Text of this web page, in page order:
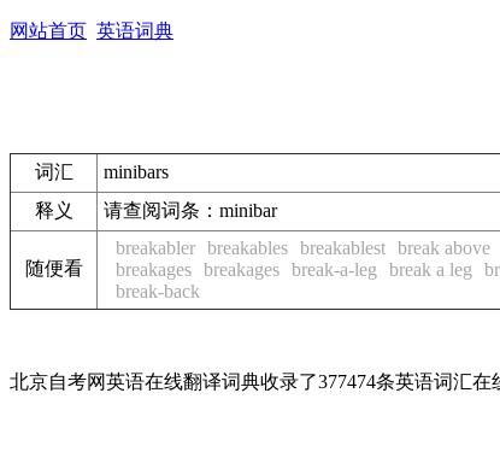
网站首页 英语词典
词汇
minibars
释义
请查阅词条：minibar
随便看
breakabler breakables breakablest break above
breakages breakages break-a-leg break a leg
break-back
北京自考网英语在线翻译词典收录了377474条英语词汇